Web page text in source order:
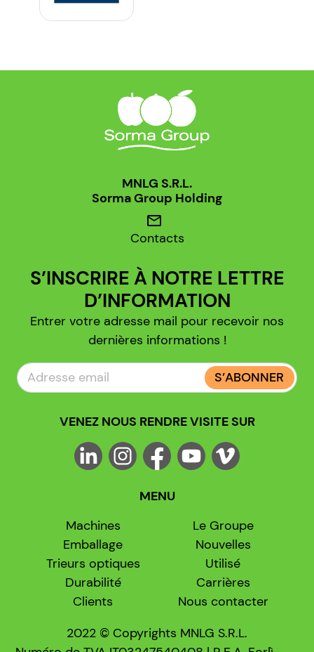
MNLG S.R.L.
Sorma Group Holding
mail
Contacts
S’INSCRIRE À NOTRE LETTRE
D’INFORMATION
Entrer votre adresse mail pour recevoir nos
dernières informations !
S’ABONNER
VENEZ NOUS RENDRE VISITE SUR
MENU
Machines
Emballage
Trieurs optiques
Durabilité
Clients
Le Groupe
Nouvelles
Utilisé
Carrières
Nous contacter
2022 © Copyrights MNLG S.R.L.